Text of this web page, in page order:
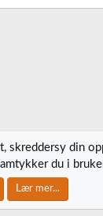
®
din
du i
Lær mer...